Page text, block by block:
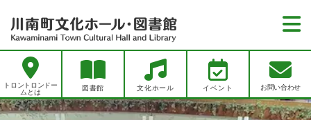
トロントロンドームとは
お知らせ
トロントロンドー
ムとは
図書館 文化ホール イベント お問い合わせ